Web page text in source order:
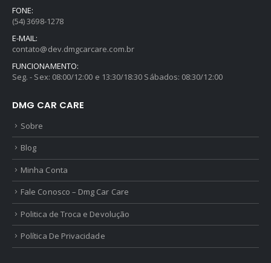
FONE:
(54) 3698-1278
E-MAIL:
contato@dev.dmgcarcare.com.br
FUNCIONAMENTO:
Seg. - Sex: 08:00/12:00 e 13:30/18:30 Sábados: 08:30/12:00
DMG CAR CARE
Sobre
Blog
Minha Conta
Fale Conosco – Dmg Car Care
Politica de Troca e Devolução
Política De Privacidade